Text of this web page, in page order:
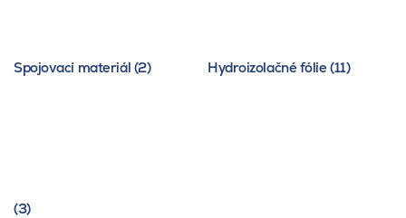
Spojovací materiál (2) Hydroizolačné fólie (11)
(3)